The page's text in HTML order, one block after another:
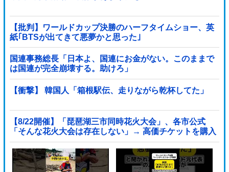
【批判】ワールドカップ決勝のハーフタイムショー、英
紙｢BTSが出てきて悪夢かと思った｣
国連事務総長「日本よ、国連にお金がない。このままで
は国連が完全崩壊する。助けろ」
【衝撃】 韓国人「箱根駅伝、走りながら乾杯してた」
【8/22開催】「琵琶湖三市同時花火大会」、各市公式
「そんな花火大会は存在しない」→ 高価チケットを購入
した人達がSNS阿鼻叫喚他